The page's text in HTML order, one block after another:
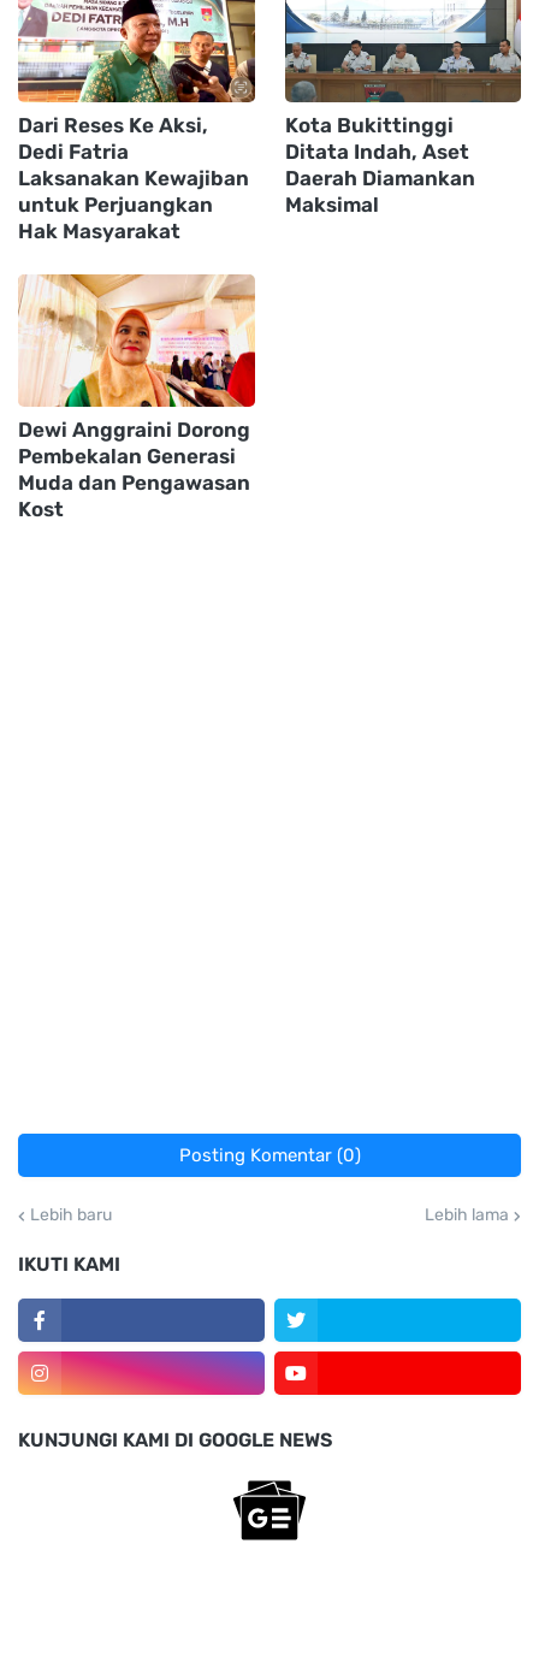
Dari Reses Ke Aksi,
Dedi Fatria
Laksanakan Kewajiban
untuk Perjuangkan
Hak Masyarakat
Kota Bukittinggi
Ditata Indah, Aset
Daerah Diamankan
Maksimal
Dewi Anggraini Dorong
Pembekalan Generasi
Muda dan Pengawasan
Kost
Posting Komentar (0)
Lebih baru Lebih lama
IKUTI KAMI
KUNJUNGI KAMI DI GOOGLE NEWS